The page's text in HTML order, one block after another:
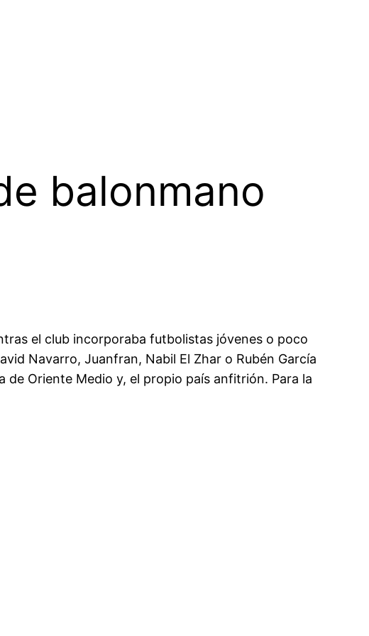
balonmano
el club incorporaba futbolistas jóvenes o poco
Navarro, Juanfran, Nabil El Zhar o Rubén García
Oriente Medio y, el propio país anfitrión. Para la